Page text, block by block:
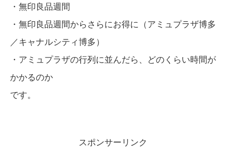
・無印良品週間
・無印良品週間からさらにお得に（アミュプラザ博多
／キャナルシティ博多）
・アミュプラザの行列に並んだら、どのくらい時間が
かかるのか
です。
スポンサーリンク